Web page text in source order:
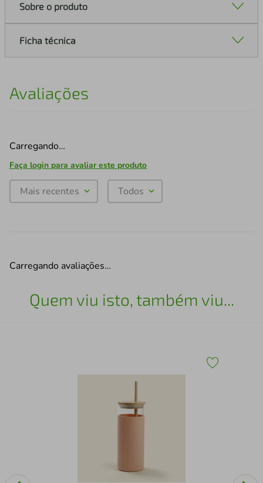
Sobre o produto
Ficha técnica
Avaliações
Carregando…
Faça login para avaliar este produto
Mais recentes Todos
Carregando avaliações…
Quem viu isto, também viu...